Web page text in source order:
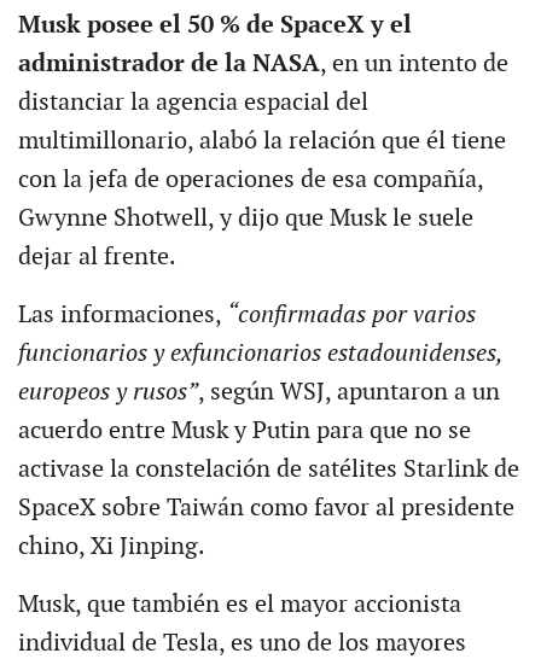
Musk posee el 50 % de SpaceX y el
administrador de la NASA, en un intento de
distanciar la agencia espacial del
multimillonario, alabó la relación que él tiene
con la jefa de operaciones de esa compañía,
Gwynne Shotwell, y dijo que Musk le suele
dejar al frente.
Las informaciones, “confirmadas por varios
funcionarios y exfuncionarios estadounidenses,
europeos y rusos”, según WSJ, apuntaron a un
acuerdo entre Musk y Putin para que no se
activase la constelación de satélites Starlink de
SpaceX sobre Taiwán como favor al presidente
chino, Xi Jinping.
Musk, que también es el mayor accionista
individual de Tesla, es uno de los mayores